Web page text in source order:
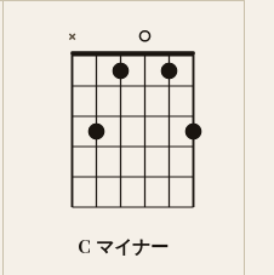
×
C マイナー